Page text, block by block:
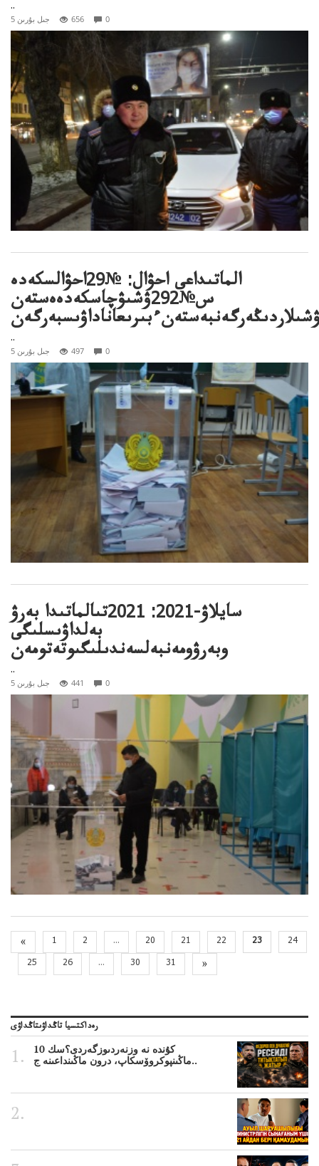
..
5 جىل بۇرىن 656 0
الماتىداعى احۋال: №29احۋالسكەدە
س№292ۋشىۋچاسكەدەەستەن
..
5 جىل بۇرىن 497 0
سايلاۋ-2021: 2021تىالماتىدا بەرۋ
بەلداۋىسلىگى
وبەرۋومەنبەلسەندىلىگىوتەتومەن
..
5 جىل بۇرىن 441 0
« 1 2 ... 20 21 22 23
24
25
26 ... 30 31 »
رەداكتسيا تاڭداۋىتاڭداۋى
10 كۇندە نە وزنەردىوزگەردى؟سك
ماڭىنپوكروۆسكاپ، درون ماڭىنداعىنە ج..